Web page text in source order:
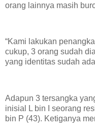
orang lainnya masih
“Kami lakukan
cukup, 3 orang sudah
yang identitas sudah
Adapun 3 tersangka
inisial L bin I seorang
bin P (43). Ketiganya